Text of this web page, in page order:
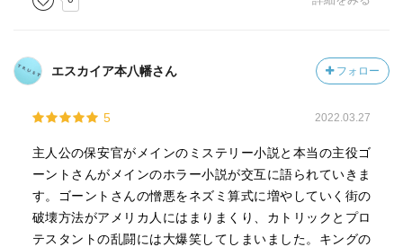
・でも嫌な気分にしたくて書いてるんだろうな～～という
供にも動物にも容赦なくてこれ本当に駄目な人は駄目だろ
うな…… と思った。かくいう私も人間はどうでも良いが動
る。文章だからまだいいけど……
・ただ、街の人たちが憎悪でぶつかり合うにつれて、「も
うここまで来たんだから最後がどうなるか見届けたいわ」
みたいな気持ちが大きくなったきた。絶対嫌な気持ちにな
るとわかっているのに日陰の石をひっくり返したくなるよ
エスカイア本八幡さん フォロー
5 2022.03.27
主人公の保安官がメインのミステリー小説と本当の主役ゴ
ーントさんがメインのホラー小説が交互に語られていきま
す。ゴーントさんの憎悪をネズミ算式に増やしていく街の
破壊方法がアメリカ人にはまりまくり、カトリックとプロ
テスタントの乱闘には大爆笑してしまいました。キングの